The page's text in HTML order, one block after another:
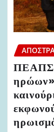
ΠΕΑΠΣ:
ηρώων»